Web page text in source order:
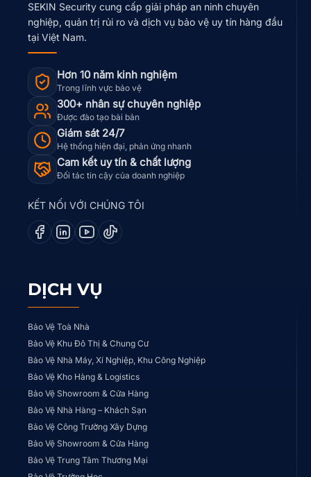
SEKIN Security cung cấp giải pháp an ninh chuyên
nghiệp, quản trị rủi ro và dịch vụ bảo vệ uy tín hàng đầu
tại Việt Nam.
Hơn 10 năm kinh nghiệm
Trong lĩnh vực bảo vệ
300+ nhân sự chuyên nghiệp
Được đào tạo bài bản
Giám sát 24/7
Hệ thống hiện đại, phản ứng nhanh
Cam kết uy tín & chất lượng
Đối tác tin cậy của doanh nghiệp
KẾT NỐI VỚI CHÚNG TÔI
DỊCH VỤ
Bảo Vệ Toà Nhà
Bảo Vệ Khu Đô Thị & Chung Cư
Bảo Vệ Nhà Máy, Xí Nghiệp, Khu Công Nghiệp
Bảo Vệ Kho Hàng & Logistics
Bảo Vệ Showroom & Cửa Hàng
Bảo Vệ Nhà Hàng – Khách Sạn
Bảo Vệ Công Trường Xây Dựng
Bảo Vệ Showroom & Cửa Hàng
Bảo Vệ Trung Tâm Thương Mại